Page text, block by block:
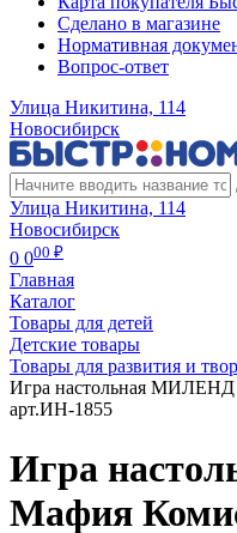
Сделано в магазине
Нормативная
Вопрос-ответ
Улица Никитина, 114
Новосибирск
Улица Никитина, 114
Новосибирск
0 000 ₽
Главная
Каталог
Товары для детей
Детские товары
Товары для развития и
Игра настольная
арт.ИН-1855
Игра
Мафия